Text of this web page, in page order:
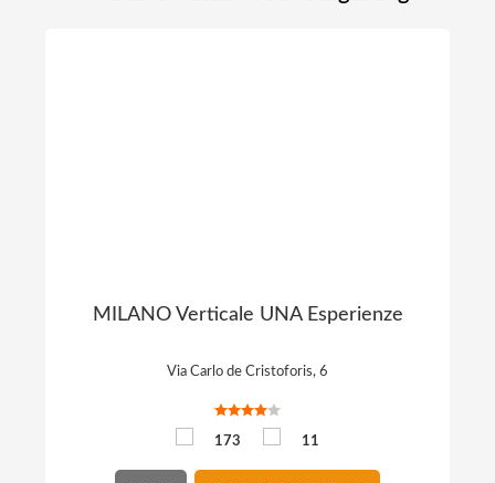
MILANO Verticale UNA Esperienze
Via Carlo de Cristoforis, 6
173 11